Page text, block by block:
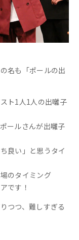
名も「ポールの出
ト1人1人の出囃子
ールさんが出囃子
良い」と思うタイ
のタイミング
です！
つつ、難しすぎる